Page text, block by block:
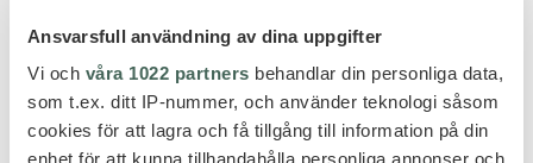
Ansvarsfull användning av dina uppgifter
Vi och våra 1022 partners behandlar din personliga data,
som t.ex. ditt IP-nummer, och använder teknologi såsom
cookies för att lagra och få tillgång till information på din
en Carib Lager eller en Red Stripe i handen och
gunga med i musiken. Tillsammans med goda vänner.
Go Liming! är uttrycket där för varje njutningsstund.
FEEDBACK